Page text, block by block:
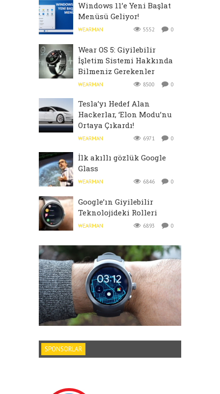
Windows 11’e Yeni Başlat
Menüsü Geliyor!
WEARMAN 5552 0
Wear OS 5: Giyilebilir
İşletim Sistemi Hakkında
Bilmeniz Gerekenler
WEARMAN 8500 0
Tesla’yı Hedef Alan
Hackerlar, ‘Elon Modu’nu
Ortaya Çıkardı!
WEARMAN 6971 0
İlk akıllı gözlük Google
Glass
WEARMAN 6846 0
Google’ın Giyilebilir
Teknolojideki Rolleri
WEARMAN 6893 0
SPONSORLAR